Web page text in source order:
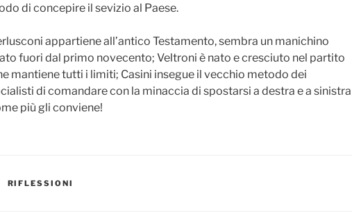
di concepire il sevizio al Paese.
appartiene all’antico Testamento, sembra un manichino
fuori dal primo novecento; Veltroni è nato e cresciuto nel partito
mantiene tutti i limiti; Casini insegue il vecchio metodo dei
di comandare con la minaccia di spostarsi a destra e a sinistra
più gli conviene!
CATEGORIE
RIFLESSIONI